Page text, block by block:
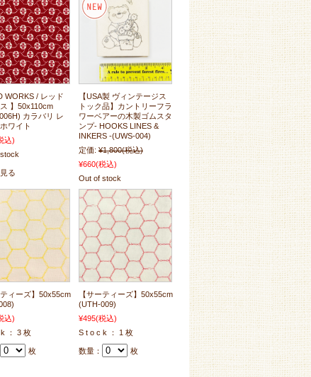
WORKS / レッド
】50x110cm
カラバリ レ
ワイト
込)
る
【USA製 ヴィンテージス
トック品】カントリーフラ
ワーベアーの木製ゴムスタ
ンプ- HOOKS LINES &
INKERS -(UWS-004)
定価: ¥1,800(税込)
¥660(税込)
Out of stock
ティーズ】50x55cm
込)
： 3 枚
枚
【サーティーズ】50x55cm
(UTH-009)
¥495(税込)
S t o c k ： 1 枚
数量： 枚